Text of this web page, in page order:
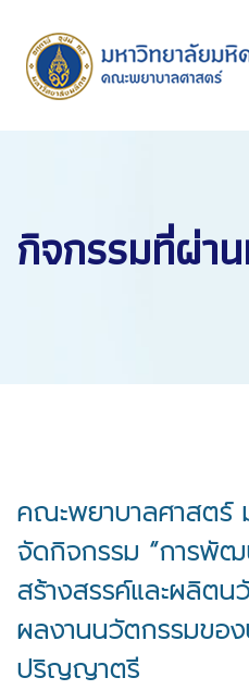
กิจกรรมที่ผ่า
คณะพยาบาลศาสตร์
จัดกิจกรรม “การพั
สร้างสรรค์และผลิตน
ผลงานนวัตกรรมขอ
ปริญญาตรี